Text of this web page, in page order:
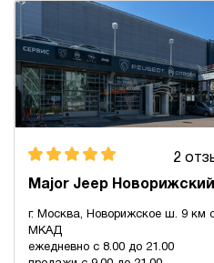
2
Major Jeep Новорижский
г. Москва, Новорижское ш. 9 км
МКАД
ежедневно с 8.00 до 21.00